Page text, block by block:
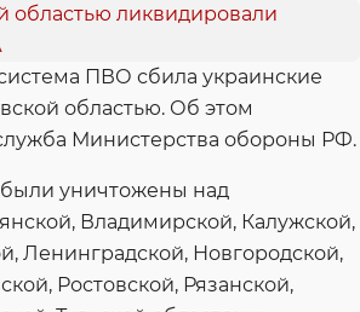
ПВО сбила украинские
областью. Об этом
Министерства обороны РФ.
уничтожены над
Владимирской, Калужской,
Ленинградской, Новгородской,
Ростовской, Рязанской,